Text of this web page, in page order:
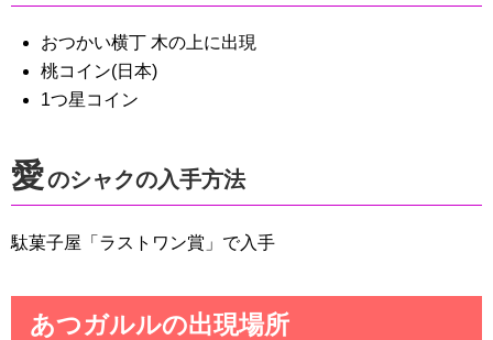
おつかい横丁 木の上に出現
桃コイン(日本)
1つ星コイン
愛のシャクの入手方法
駄菓子屋「ラストワン賞」で入手
あつガルルの出現場所